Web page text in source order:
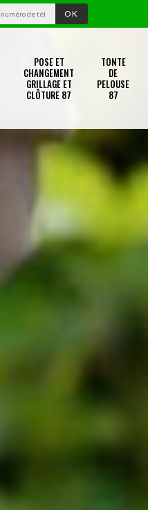
POSE ET
CHANGEMENT
GRILLAGE ET
CLÔTURE 87
TONTE
DE
PELOUSE
87